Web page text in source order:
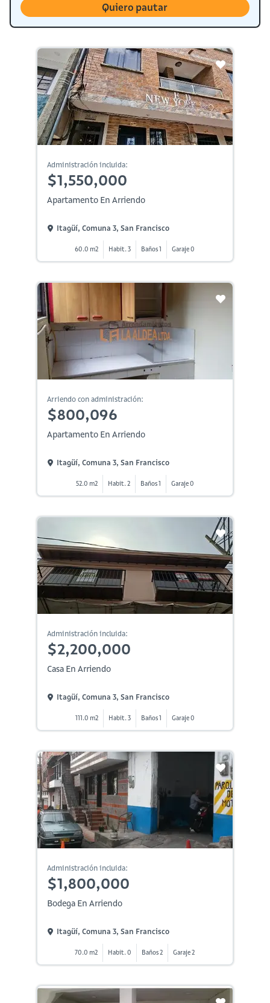
Quiero pautar
Administración incluida:
$1,550,000
Apartamento En Arriendo
Itagüí, Comuna 3, San Francisco
60.0 m2 Habit. 3 Baños 1 Garaje 0
Arriendo con administración:
$800,096
Apartamento En Arriendo
Itagüí, Comuna 3, San Francisco
52.0 m2 Habit. 2 Baños 1 Garaje 0
Administración incluida:
$2,200,000
Casa En Arriendo
Itagüí, Comuna 3, San Francisco
111.0 m2 Habit. 3 Baños 1 Garaje 0
Administración incluida:
$1,800,000
Bodega En Arriendo
Itagüí, Comuna 3, San Francisco
70.0 m2 Habit. 0 Baños 2 Garaje 2